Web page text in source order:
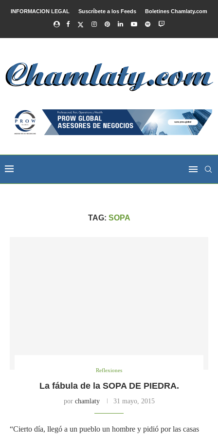
INFORMACION LEGAL Suscríbete a los Feeds Boletines Chamlaty.com
TAG: SOPA
Reflexiones
La fábula de la SOPA DE PIEDRA.
por chamlaty 31 mayo, 2015
“Cierto día, llegó a un pueblo un hombre y pidió por las casas